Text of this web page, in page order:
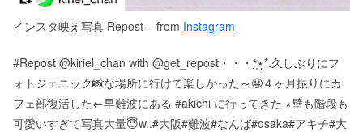
インスタ映え写真 Repost – from Instagram
#Repost @kiriel_chan with @get_repost・・・*̣̩⋆̩*.久しぶりにフ
ォトジェニック📸な場所に行けて楽しかった～🤤４ヶ月振りにカ
フェ部復活した️←早難波にある #akichi に行ってきた ⋆壁も階段も
可愛いすぎて写真大量😇w..#大阪#難波#なんば#osaka#アキチ#大